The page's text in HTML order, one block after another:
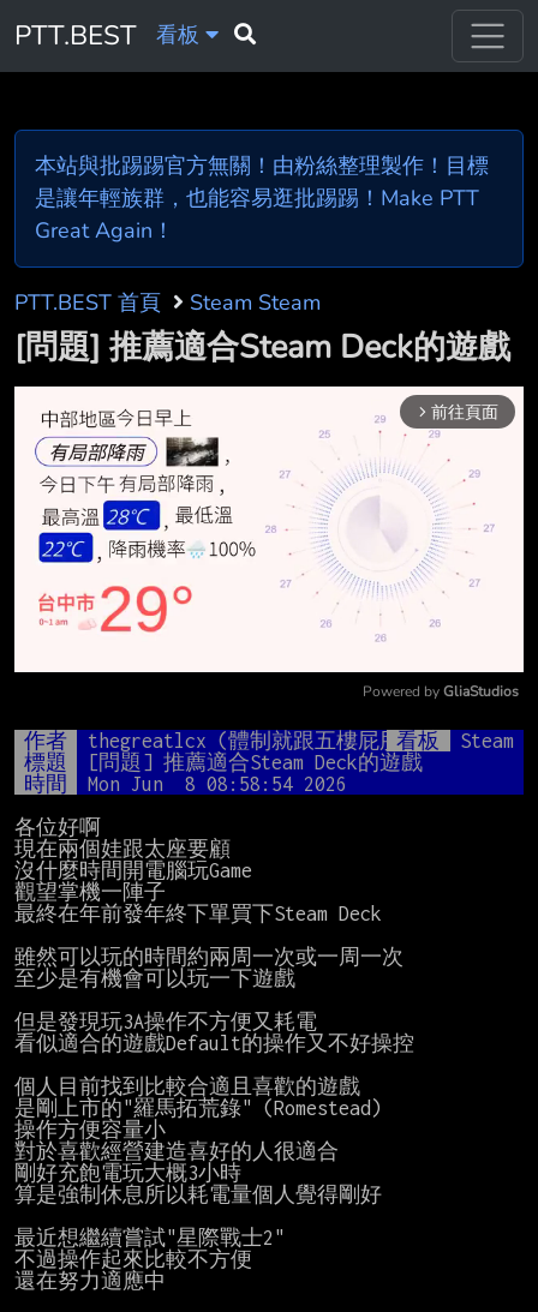
PTT.BEST 看板
本站與批踢踢官方無關！由粉絲整理製作！目標
是讓年輕族群，也能容易逛批踢踢！Make PTT
Great Again！
PTT.BEST 首頁 Steam Steam
[問題] 推薦適合Steam Deck的遊戲
arrow_forward_ios 前往頁面
Mute
Powered by GliaStudios
作者 thegreatlcx (體制就跟五樓屁股一樣)
看板
Steam
標題
[問題] 推薦適合Steam Deck的遊戲
時間
Mon Jun  8 08:58:54 2026
各位好啊
現在兩個娃跟太座要顧
沒什麼時間開電腦玩Game
觀望掌機一陣子
最終在年前發年終下單買下Steam Deck
雖然可以玩的時間約兩周一次或一周一次
至少是有機會可以玩一下遊戲
但是發現玩3A操作不方便又耗電
看似適合的遊戲Default的操作又不好操控
個人目前找到比較合適且喜歡的遊戲
是剛上市的"羅馬拓荒錄" (Romestead)
操作方便容量小
對於喜歡經營建造喜好的人很適合
剛好充飽電玩大概3小時
算是強制休息所以耗電量個人覺得剛好
最近想繼續嘗試"星際戰士2"
不過操作起來比較不方便
還在努力適應中